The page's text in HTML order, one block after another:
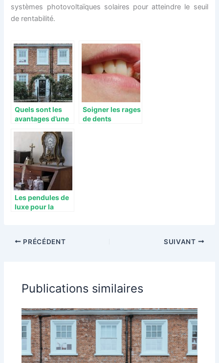
systèmes photovoltaïques solaires pour atteindre le seuil
de rentabilité.
Quels sont les
avantages d’une
aluminium ?
Soigner les rages
de dents
Les pendules de
luxe pour la
PRÉCÉDENT SUIVANT
Publications similaires